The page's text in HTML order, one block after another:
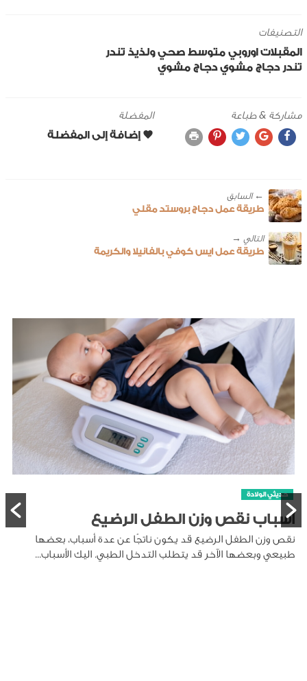
التصنيفات
المقبلات اوروبي متوسط صحي ولذيذ تندر
تندر دجاج مشوي دجاج مشوي
مشاركة & طباعة المفضلة
← ‎السابق
طريقة عمل دجاج بروستد مقلي
طريقة عمل ايس كوفي بالفانيلا والكريمة
حديثي الولادة
أسباب نقص وزن الطفل الرضيع
نقص وزن الطفل الرضيع قد يكون ناتجًا عن عدة أسباب، بعضها
طبيعي وبعضها الآخر قد يتطلب التدخل الطبي. اليك الأسباب...